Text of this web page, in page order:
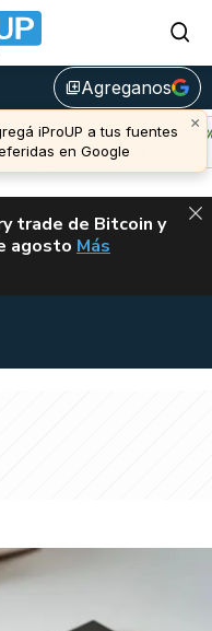
library_addAgreganos
Avalanche (1,32%)
u$s 6,49
trade de Bitcoin y
agosto VUELVE EL
Más